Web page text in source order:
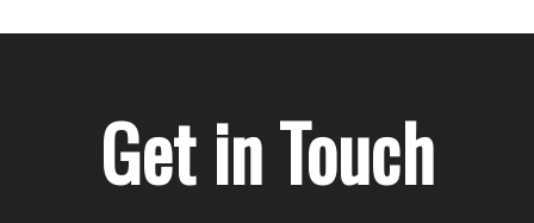
Get in Touch